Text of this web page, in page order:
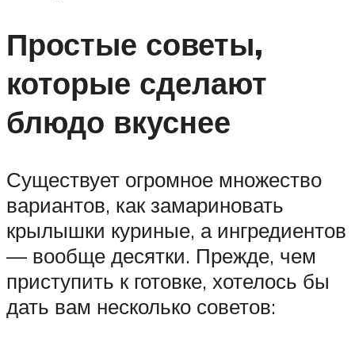
Простые советы,
которые сделают
блюдо вкуснее
Существует огромное множество
вариантов, как замариновать
крылышки куриные, а ингредиентов
— вообще десятки. Прежде, чем
приступить к готовке, хотелось бы
дать вам несколько советов: